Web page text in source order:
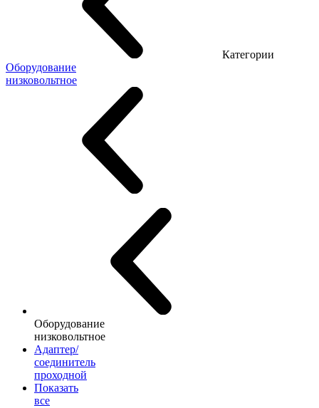
Категории
Оборудование
низковольтное
Оборудование
низковольтное
Адаптер/
соединитель
проходной
Показать
все